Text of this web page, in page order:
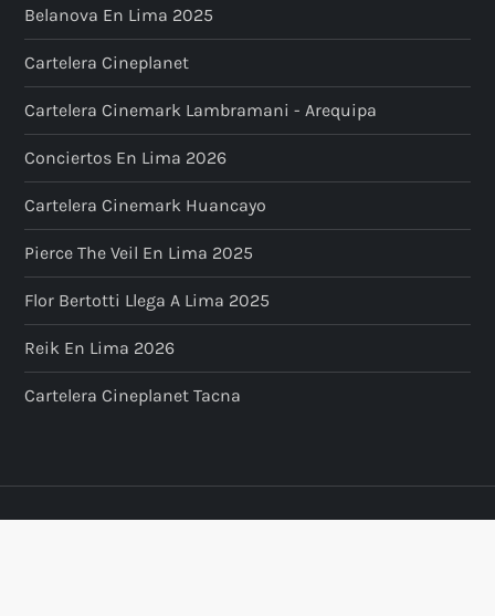
Belanova En Lima 2025
Cartelera Cineplanet
Cartelera Cinemark Lambramani - Arequipa
Conciertos En Lima 2026
Cartelera Cinemark Huancayo
Pierce The Veil En Lima 2025
Flor Bertotti Llega A Lima 2025
Reik En Lima 2026
Cartelera Cineplanet Tacna